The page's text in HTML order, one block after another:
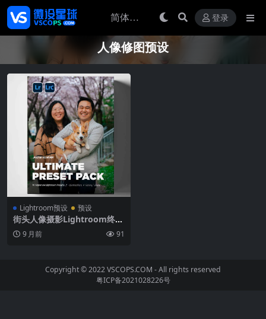
登录
人像修图预设
Lightroom预设 预设
街头人像摄影Lightroom终极
预设包 含10款胶片风格与25
个AI修饰器
9 月前 91
Copyright © 2022VSCOPS.COM - All rights reserved
粤ICP备2021028226号